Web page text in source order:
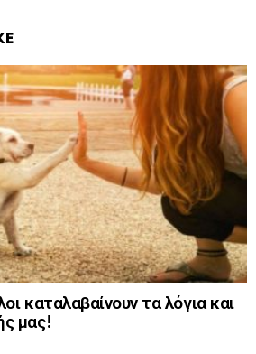
καταλαβαίνουν τα λόγια και
μας!